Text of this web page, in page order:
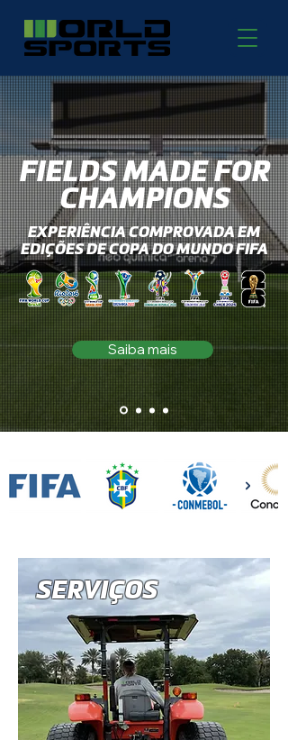
FIELDS MADE FOR
CHAMPIONS
EXPERIÊNCIA COMPROVADA EM
EDIÇÕES DE COPA DO MUNDO FIFA
Saiba mais
SERVIÇOS